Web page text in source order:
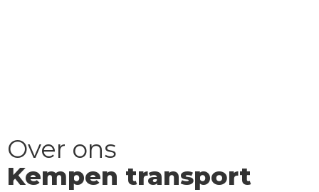
Over ons
Kempen transport